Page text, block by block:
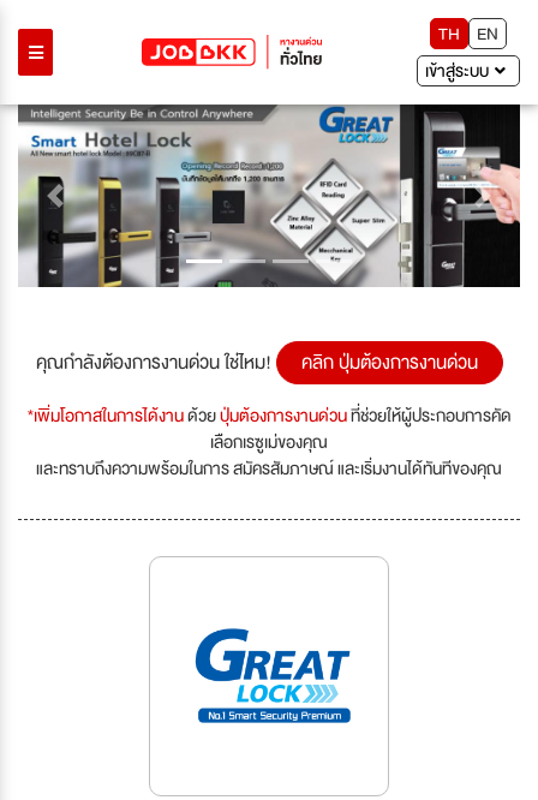
TH
EN
เข้าสู่ระบบ
Previous Next
คุณกำลังต้องการงานด่วน ใช่ไหม! คลิก ปุ่มต้องการงานด่วน
*เพิ่มโอกาสในการได้งานด้วยปุ่มต้องการงานด่วนที่ช่วยให้ผู้ประกอบการคัด
เลือกเรซูเม่ของคุณ
และทราบถึงความพร้อมในการ สมัครสัมภาษณ์ และเริ่มงานได้ทันทีของคุณ